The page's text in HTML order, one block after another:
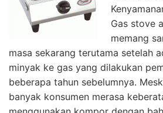
Gas stove
memang
masa sekarang terutama setelah
minyak ke gas yang dilakukan
beberapa tahun sebelumnya.
banyak konsumen merasa